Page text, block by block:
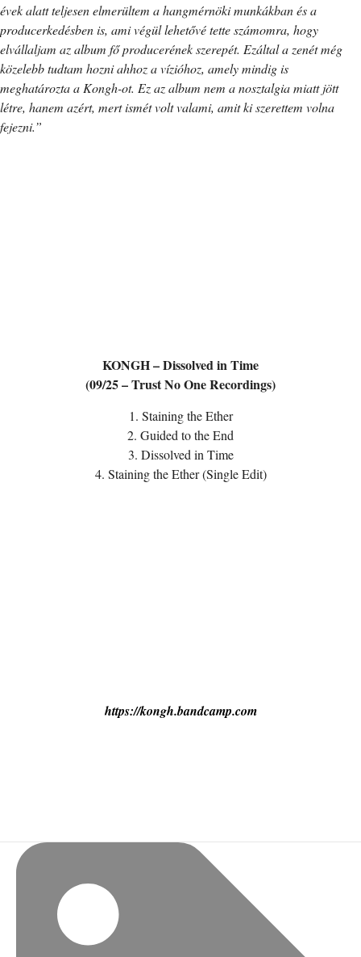
évek alatt teljesen elmerültem a hangmérnöki munkákban és a
producerkedésben is, ami végül lehetővé tette számomra, hogy
elvállaljam az album fő producerének szerepét. Ezáltal a zenét még
közelebb tudtam hozni ahhoz a vízióhoz, amely mindig is
meghatározta a Kongh-ot. Ez az album nem a nosztalgia miatt jött
létre, hanem azért, mert ismét volt valami, amit ki szerettem volna
fejezni.”
KONGH – Dissolved in Time
(09/25 – Trust No One Recordings)
1. Staining the Ether
2. Guided to the End
3. Dissolved in Time
4. Staining the Ether (Single Edit)
https://kongh.bandcamp.com